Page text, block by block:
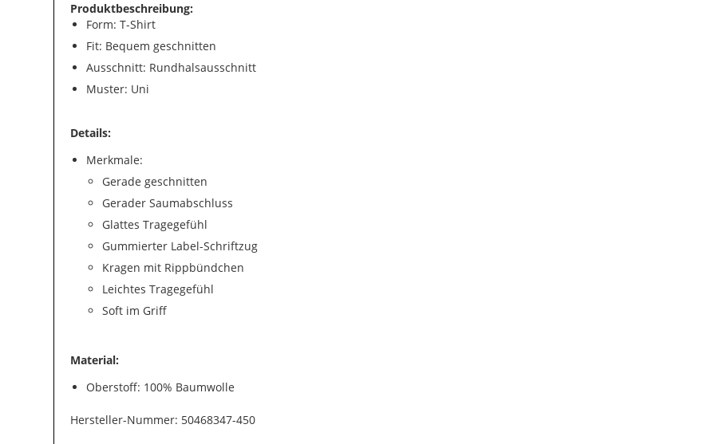
Produktbeschreibung:
Form: T-Shirt
Fit: Bequem geschnitten
Ausschnitt: Rundhalsausschnitt
Muster: Uni
Details:
Merkmale:
Gerade geschnitten
Gerader Saumabschluss
Glattes Tragegefühl
Gummierter Label-Schriftzug
Kragen mit Rippbündchen
Leichtes Tragegefühl
Soft im Griff
Material:
Oberstoff: 100% Baumwolle
Hersteller-Nummer: 50468347-450